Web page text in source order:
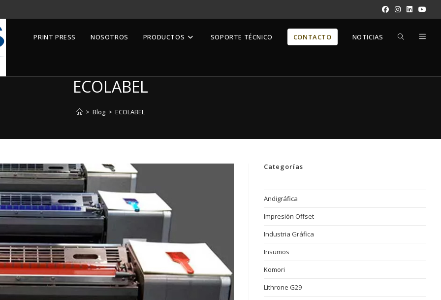
PRINT PRESS NOSOTROS PRODUCTOS SOPORTE TÉCNICO CONTACTO NOTICIAS ALTERNAR
ECOLABEL
> Blog > ECOLABEL
Categorías
Andigráfica
Impresión Offset
Industria Gráfica
Insumos
Komori
Lithrone G29